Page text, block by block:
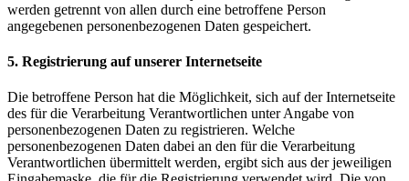
werden getrennt von allen durch eine betroffene Person
angegebenen personenbezogenen Daten gespeichert.
5. Registrierung auf unserer Internetseite
Die betroffene Person hat die Möglichkeit, sich auf der Internetseite
des für die Verarbeitung Verantwortlichen unter Angabe von
personenbezogenen Daten zu registrieren. Welche
personenbezogenen Daten dabei an den für die Verarbeitung
Verantwortlichen übermittelt werden, ergibt sich aus der jeweiligen